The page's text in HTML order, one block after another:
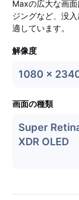
Maxの広大な画
ジングなど、没
適しています。
解像度
1080 x
画面の種類
Super
XDR OLED